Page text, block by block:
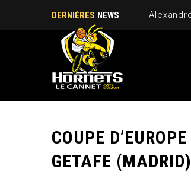
DERNIÈRES NEWS
COUPE
GETAFE (MADRID)